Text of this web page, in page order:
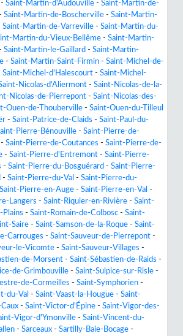
- Saint-Martin-d'Audouville - Saint-Martin-de-
Saint-Martin-de-Boscherville - Saint-Martin-
Saint-Martin-de-Varreville - Saint-Martin-du-
Martin-du-Vieux-Bellême - Saint-Martin-
Saint-Martin-le-Gaillard - Saint-Martin-
- Saint-Martin-Saint-Firmin - Saint-Michel-de-
Saint-Michel-d'Halescourt - Saint-Michel-
Nicolas-d'Aliermont - Saint-Nicolas-de-la-
Nicolas-de-Pierrepont - Saint-Nicolas-des-
Ouen-de-Thouberville - Saint-Ouen-du-Tilleul
- Saint-Patrice-de-Claids - Saint-Paul-du-
Pierre-Bénouville - Saint-Pierre-de-
- Saint-Pierre-de-Coutances - Saint-Pierre-de-
- Saint-Pierre-d'Entremont - Saint-Pierre-
- Saint-Pierre-du-Bosguérard - Saint-Pierre-
- Saint-Pierre-du-Val - Saint-Pierre-du-
Saint-Pierre-en-Auge - Saint-Pierre-en-Val -
Langers - Saint-Riquier-en-Rivière - Saint-
Plains - Saint-Romain-de-Colbosc - Saint-
Saire - Saint-Samson-de-la-Roque - Saint-
Carrouges - Saint-Sauveur-de-Pierrepont -
le-Vicomte - Saint-Sauveur-Villages -
de-Morsent - Saint-Sébastien-de-Raids -
de-Grimbouville - Saint-Sulpice-sur-Risle -
de-Cormeilles - Saint-Symphorien -
du-Val - Saint-Vaast-la-Hougue - Saint-
- Saint-Victor-d'Épine - Saint-Vigor-des-
Vigor-d'Ymonville - Saint-Vincent-du-
- Sarceaux - Sartilly-Baie-Bocage -